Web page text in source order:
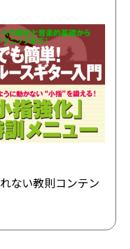
ない教則コンテン